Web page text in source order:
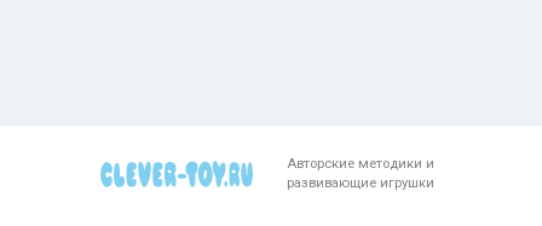
Авторские методики и
развивающие игрушки